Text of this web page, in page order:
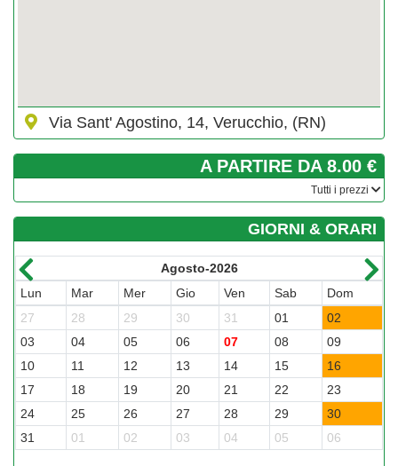
Via Sant' Agostino, 14, Verucchio, (RN)
A PARTIRE DA 8.00 €
­Tutti i prezzi
GIORNI & ORARI
Agosto-2026
Lun
Mar Mer Gio Ven Sab
Dom
27
28 29 30 31 01
02
03
04 05 06 07 08
09
10
11 12 13 14 15
16
17
18 19 20 21 22
23
24
25 26 27 28 29
30
31
01 02 03 04 05 06